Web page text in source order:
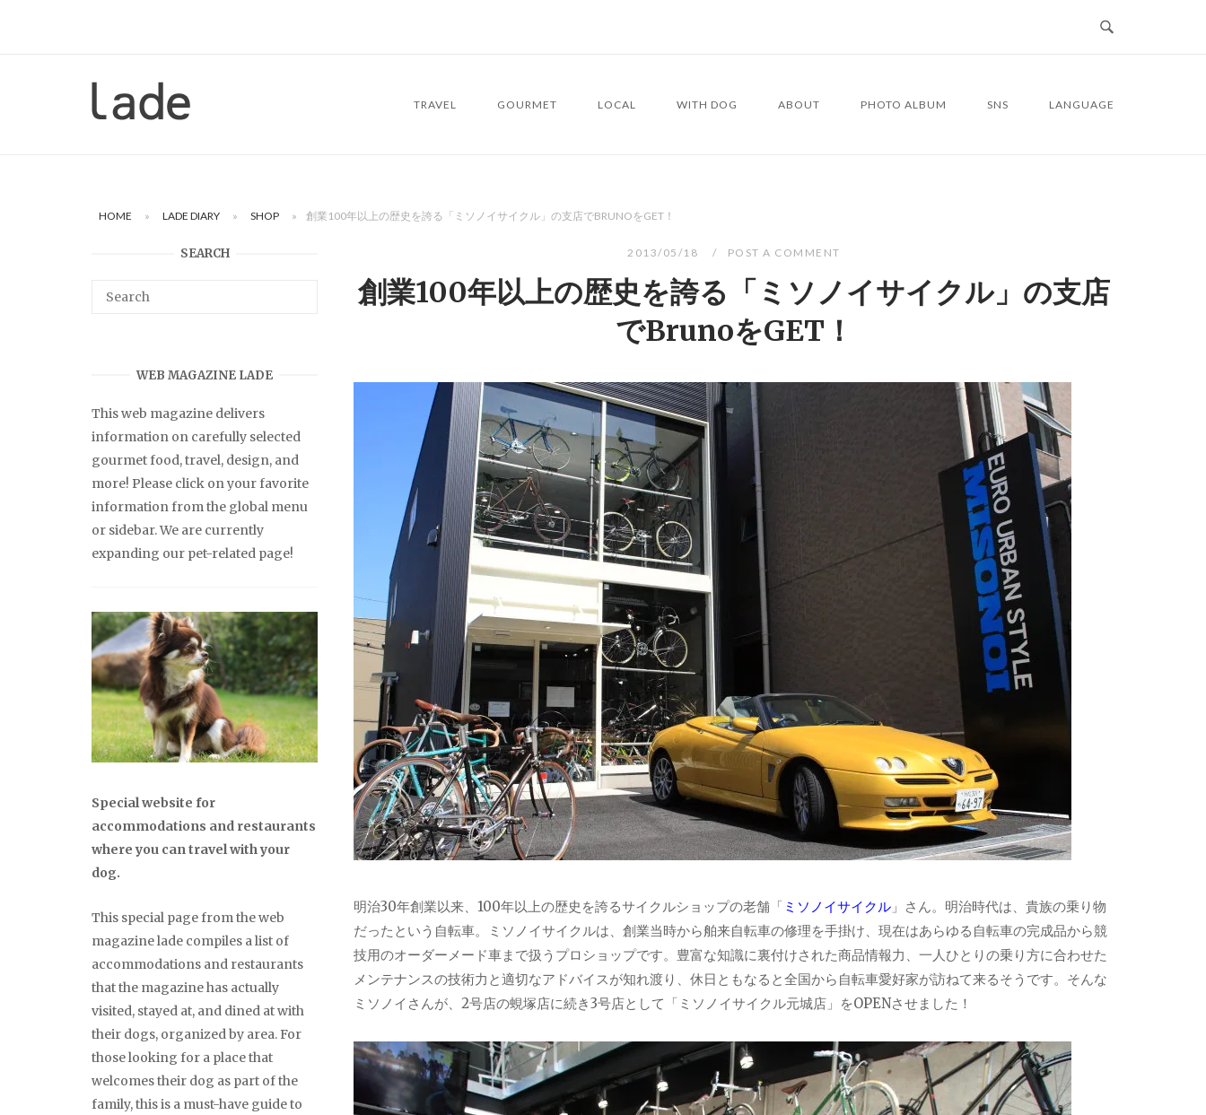
Home
TRAVEL GOURMET LOCAL WITH DOG ABOUT PHOTO ALBUM SNS LANGUAGE
HOME » LADE DIARY » SHOP » 創業100年以上の歴史を誇る「ミソノイサイクル」の支店でBRUNOをGET！
2013/05/18 POST A COMMENT
創業100年以上の歴史を誇る「ミソノイサイクル」の支店
でBrunoをGET！
明治30年創業以来、100年以上の歴史を誇るサイクルショップの老舗「 ミソノイサイクル 」さん。明治時代は、貴族の乗り物
だったという自転車。ミソノイサイクルは、創業当時から舶来自転車の修理を手掛け、現在はあらゆる自転車の完成品から競
技用のオーダーメード車まで扱うプロショップです。豊富な知識に裏付けされた商品情報力、一人ひとりの乗り方に合わせた
メンテナンスの技術力と適切なアドバイスが知れ渡り、休日ともなると全国から自転車愛好家が訪ねて来るそうです。そんな
ミソノイさんが、2号店の蜆塚店に続き3号店として「ミソノイサイクル元城店」をOPENさせました！
SEARCH
WEB MAGAZINE LADE
This web magazine delivers
information on carefully selected
gourmet food, travel, design, and
more! Please click on your favorite
information from the global menu
or sidebar. We are currently
expanding our pet-related page!
Special website for
accommodations and restaurants
where you can travel with your
dog.
This special page from the web
magazine lade compiles a list of
accommodations and restaurants
that the magazine has actually
visited, stayed at, and dined at with
their dogs, organized by area. For
those looking for a place that
welcomes their dog as part of the
family, this is a must-have guide to